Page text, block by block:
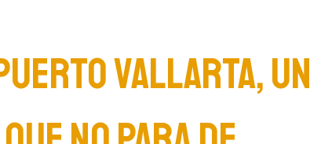
VALLARTA, UN